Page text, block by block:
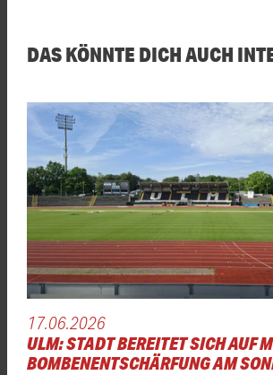
DAS KÖNNTE DICH AUCH
17.06.2026
ULM: STADT BEREITET SICH AUF
BOMBENENTSCHÄRFUNG AM